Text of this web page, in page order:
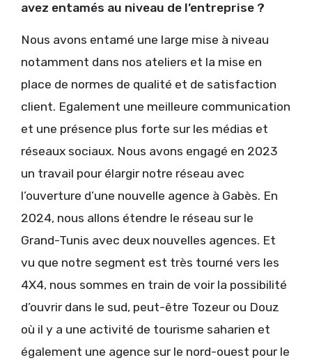
avez entamés au niveau de l’entreprise ?
Nous avons entamé une large mise à niveau
notamment dans nos ateliers et la mise en
place de normes de qualité et de satisfaction
client. Egalement une meilleure communication
et une présence plus forte sur les médias et
réseaux sociaux. Nous avons engagé en 2023
un travail pour élargir notre réseau avec
l’ouverture d’une nouvelle agence à Gabès. En
2024, nous allons étendre le réseau sur le
Grand-Tunis avec deux nouvelles agences. Et
vu que notre segment est très tourné vers les
4X4, nous sommes en train de voir la possibilité
d’ouvrir dans le sud, peut-être Tozeur ou Douz
où il y a une activité de tourisme saharien et
également une agence sur le nord-ouest pour le